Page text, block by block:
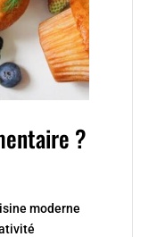
?
moderne